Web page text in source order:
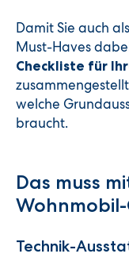
Damit Sie auch
Must-Haves
Checkliste für
welche
braucht.
Das muss
Technik-